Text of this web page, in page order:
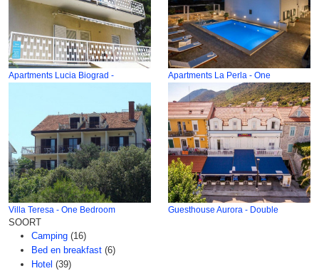
Apartments Lucia Biograd - Apartments La Perla - One
Villa Teresa - One Bedroom Guesthouse Aurora - Double
SOORT
Camping (16)
Bed en breakfast (6)
Hotel (39)